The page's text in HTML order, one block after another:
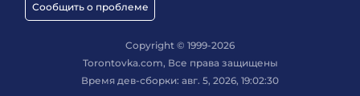
Сообщить о проблеме
Copyright © 1999-2026
Torontovka.com, Все права защищены
Время дев-сборки: авг. 5, 2026, 19:02:30